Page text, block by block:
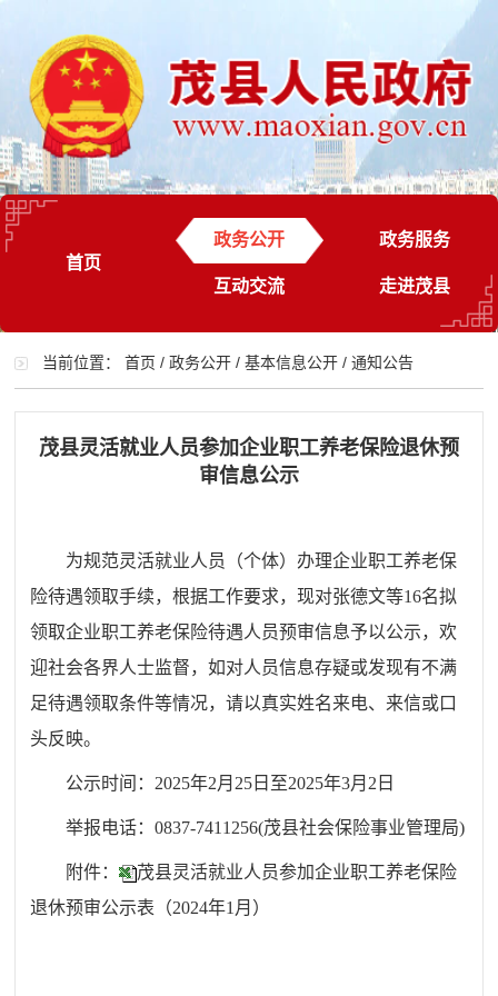
首页
政务公开 政务服务
互动交流 走进茂县
当前位置：首页 /政务公开 /基本信息公开 /通知公告
茂县灵活就业人员参加企业职工养老保险退休预
审信息公示
为规范灵活就业人员（个体）办理企业职工养老保
险待遇领取手续，根据工作要求，现对张德文等16名拟
领取企业职工养老保险待遇人员预审信息予以公示，欢
迎社会各界人士监督，如对人员信息存疑或发现有不满
足待遇领取条件等情况，请以真实姓名来电、来信或口
头反映。
公示时间：2025年2月 25 日至2025年3月 2 日
举报电话：0837-7411256(茂县社会保险事业管理局)
附件：
茂县灵活就业人员参加企业职工养老保险
退休预审公示表（2024年1月）